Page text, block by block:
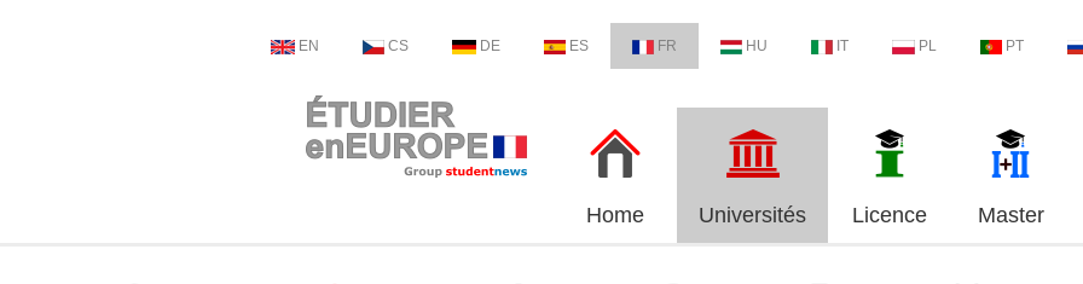
EN CS DE ES FR HU IT PL PT
Home Universités Licence Master